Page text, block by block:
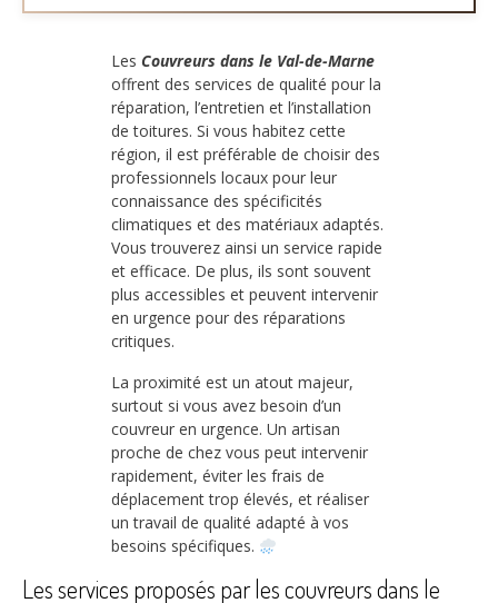
Les Couvreurs dans le Val-de-Marne
offrent des services de qualité pour la
réparation, l’entretien et l’installation
de toitures. Si vous habitez cette
région, il est préférable de choisir des
professionnels locaux pour leur
connaissance des spécificités
climatiques et des matériaux adaptés.
Vous trouverez ainsi un service rapide
et efficace. De plus, ils sont souvent
plus accessibles et peuvent intervenir
en urgence pour des réparations
critiques.
La proximité est un atout majeur,
surtout si vous avez besoin d’un
couvreur en urgence. Un artisan
proche de chez vous peut intervenir
rapidement, éviter les frais de
déplacement trop élevés, et réaliser
un travail de qualité adapté à vos
besoins spécifiques.
Les services proposés par les couvreurs dans le